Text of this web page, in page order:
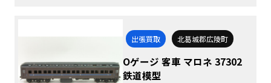
出張買取 北葛城郡広陵町
Oゲージ 客車 マロネ 37302
鉄道模型